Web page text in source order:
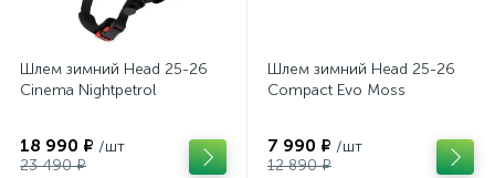
Шлем зимний Head 25-26
Cinema Nightpetrol
18 990 ₽ /шт
23 490 ₽
Шлем зимний Head 25-26
Compact Evo Moss
7 990 ₽ /шт
12 890 ₽